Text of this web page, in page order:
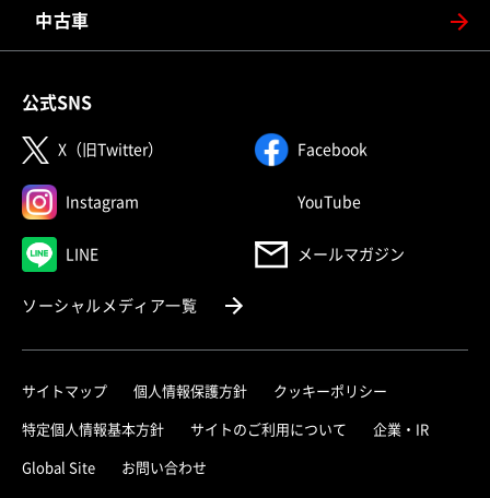
中古車
公式SNS
X（旧Twitter） （別ウィンドウで開く）Facebook（別ウィンドウ
Instagram （別ウィンドウで開く）YouTube（別ウィンドウで
LINE（別ウィンドウで開く） メールマガジン
ソーシャルメディア一覧（別ウィンドウで開く）
サイトマップ 個人情報保護方針 クッキーポリシー
特定個人情報基本方針 サイトのご利用について 企業・IR（別ウィ
Global Site（別ウィンドウで開く）
お問い合わせ